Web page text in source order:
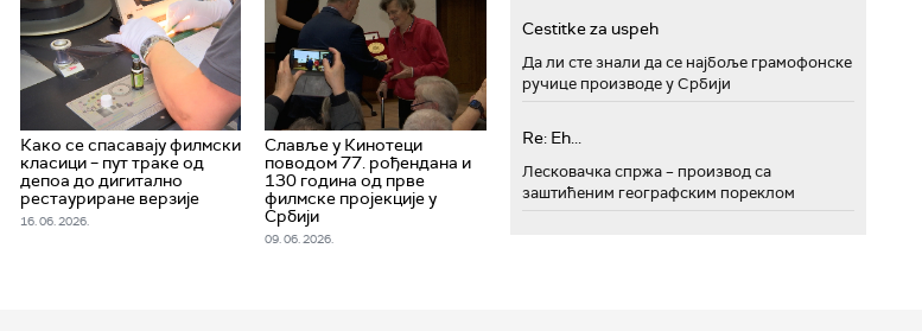
Како се спасавају филмски
класици – пут траке од
депоа до дигитално
рестауриране верзије
16. 06. 2026.
Славље у Кинотеци
поводом 77. рођендана и
130 година од прве
филмске пројекције у
Србији
09. 06. 2026.
Cestitke za uspeh
Да ли сте знали да се најбоље грамофонске
ручице производе у Србији
Re: Eh...
Лесковачка спржа – производ са
заштићеним географским пореклом